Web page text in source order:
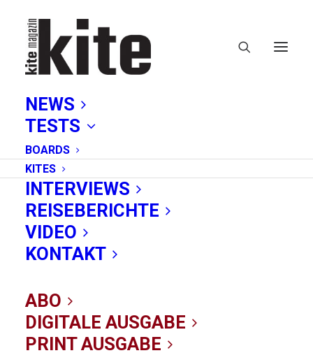
NEWS
TESTS
BOARDS
KITES
INTERVIEWS
REISEBERICHTE
VIDEO
KONTAKT
ABO
DIGITALE AUSGABE
PRINT AUSGABE
gebraucht